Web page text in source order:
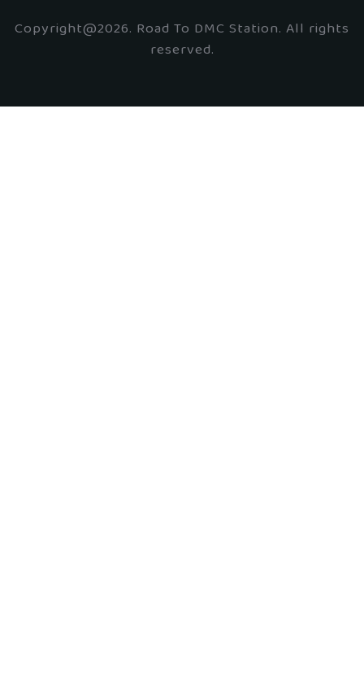
Copyright@2026. Road To DMC Station. All rights
reserved.